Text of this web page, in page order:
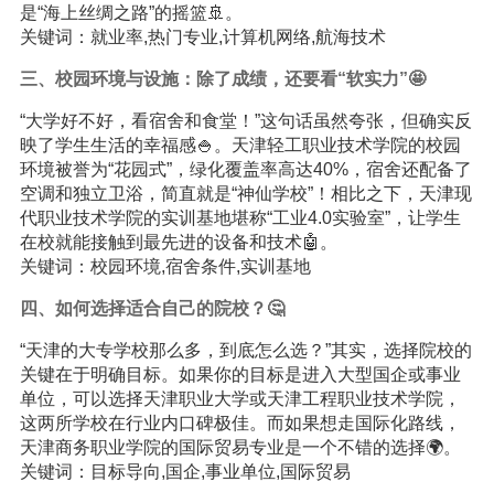
是“海上丝绸之路”的摇篮🚢。
关键词：就业率,热门专业,计算机网络,航海技术
三、校园环境与设施：除了成绩，还要看“软实力”🤩
“大学好不好，看宿舍和食堂！”这句话虽然夸张，但确实反
映了学生生活的幸福感🍚。天津轻工职业技术学院的校园
环境被誉为“花园式”，绿化覆盖率高达40%，宿舍还配备了
空调和独立卫浴，简直就是“神仙学校”！相比之下，天津现
代职业技术学院的实训基地堪称“工业4.0实验室”，让学生
在校就能接触到最先进的设备和技术🤖。
关键词：校园环境,宿舍条件,实训基地
四、如何选择适合自己的院校？🤔
“天津的大专学校那么多，到底怎么选？”其实，选择院校的
关键在于明确目标。如果你的目标是进入大型国企或事业
单位，可以选择天津职业大学或天津工程职业技术学院，
这两所学校在行业内口碑极佳。而如果想走国际化路线，
天津商务职业学院的国际贸易专业是一个不错的选择🌍。
关键词：目标导向,国企,事业单位,国际贸易